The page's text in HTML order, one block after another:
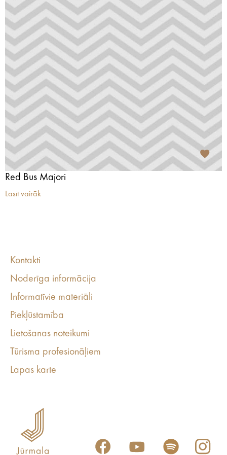
Red Bus Majori
Lasīt vairāk
Kontakti
Noderīga informācija
Informatīvie materiāli
Piekļūstamība
Lietošanas noteikumi
Tūrisma profesionāļiem
Lapas karte